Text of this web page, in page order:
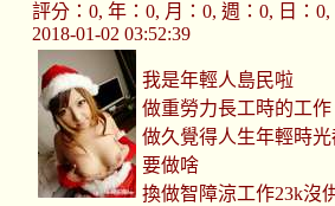
評分：0, 年：0, 月：0, 週：0, 日：0,
2018-01-02 03:52:39
我是年輕人島民啦
做重勞力長工時的工
做久覺得人生年輕時
要做啥
換做智障涼工作23k沒